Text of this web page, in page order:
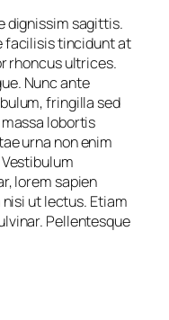
dignissim sagittis.
facilisis tincidunt at
rhoncus ultrices.
Nunc ante
fringilla sed
lobortis
urna non enim
lorem sapien
ut lectus. Etiam
Pellentesque